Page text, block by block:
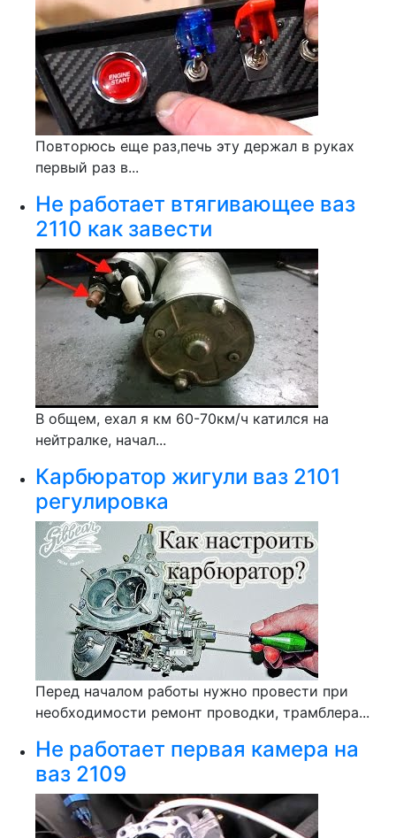
Повторюсь еще раз,печь эту держал в руках
первый раз в...
Не работает втягивающее ваз
2110 как завести
В общем, ехал я км 60-70км/ч катился на
нейтралке, начал...
Карбюратор жигули ваз 2101
регулировка
Перед началом работы нужно провести при
необходимости ремонт проводки, трамблера...
Не работает первая камера на
ваз 2109